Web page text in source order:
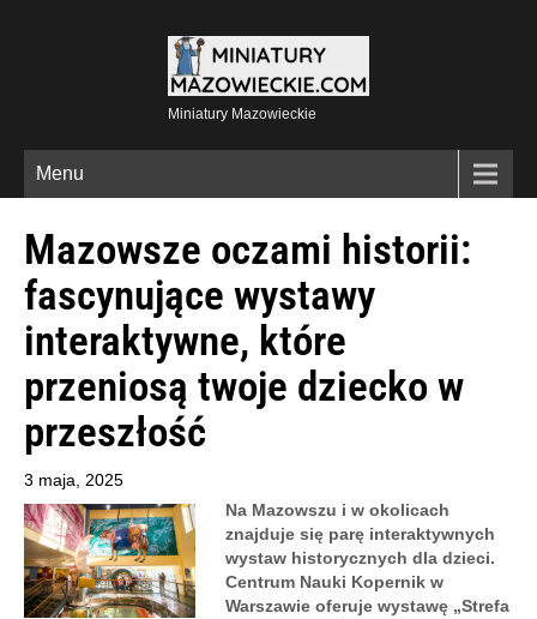
Miniatury Mazowieckie
Menu
Mazowsze oczami historii:
fascynujące wystawy
interaktywne, które
przeniosą twoje dziecko w
przeszłość
3 maja, 2025
Na Mazowszu i w okolicach
znajduje się parę interaktywnych
wystaw historycznych dla dzieci.
Centrum Nauki Kopernik w
Warszawie oferuje wystawę „Strefa